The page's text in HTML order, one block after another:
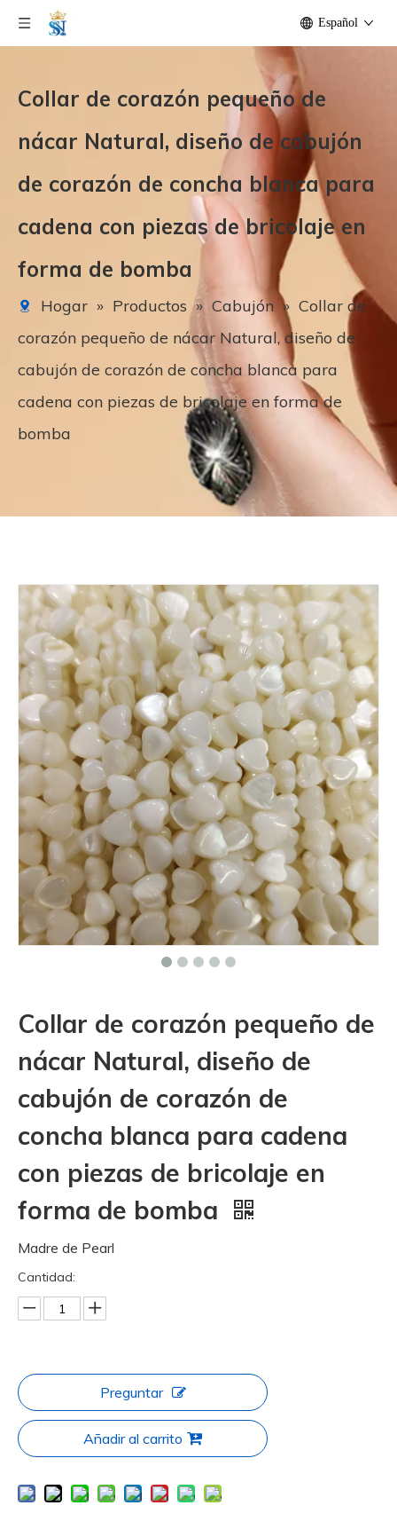
Español
Collar de corazón pequeño de
nácar Natural, diseño de cabujón
de corazón de concha blanca para
cadena con piezas de bricolaje en
forma de bomba
Hogar » Productos » Cabujón » Collar de
corazón pequeño de nácar Natural, diseño de
cabujón de corazón de concha blanca para
cadena con piezas de bricolaje en forma de
bomba
Collar de corazón pequeño de
nácar Natural, diseño de
cabujón de corazón de
concha blanca para cadena
con piezas de bricolaje en
forma de bomba
Madre de Pearl
Cantidad:
Preguntar
Añadir al carrito